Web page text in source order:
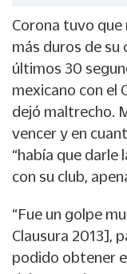
Corona tuvo que
más duros de su
últimos 30
mexicano con el
dejó maltrecho.
vencer y en
“había que darle
con su club,
“Fue un golpe
Clausura 2013],
podido obtener